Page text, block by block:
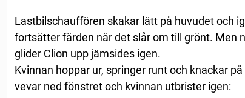
Lastbilschauffören skakar lätt på huvudet och
fortsätter färden när det slår om till grönt. Men
glider Clion upp jämsides igen.
Kvinnan hoppar ur, springer runt och knackar
vevar ned fönstret och kvinnan utbrister igen: